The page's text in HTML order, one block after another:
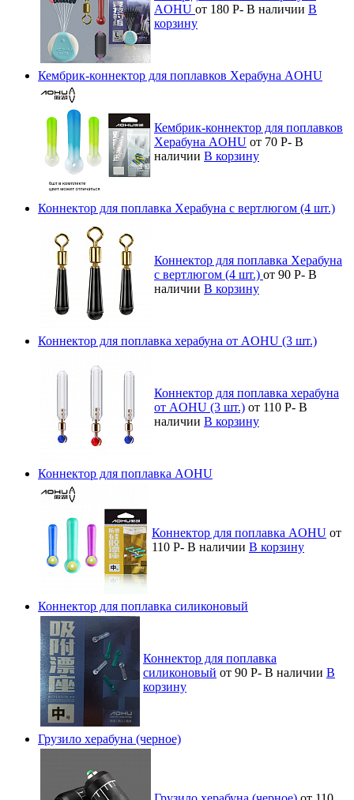
AOHU от 180 Р- В наличии В
корзину
Кембрик-коннектор для поплавков Херабуна AOHU
Кембрик-коннектор для поплавков
Херабуна AOHU от 70 Р- В
наличии В корзину
Коннектор для поплавка Херабуна с вертлюгом (4 шт.)
Коннектор для поплавка Херабуна
с вертлюгом (4 шт.) от 90 Р- В
наличии В корзину
Коннектор для поплавка херабуна от AOHU (3 шт.)
Коннектор для поплавка херабуна
от AOHU (3 шт.) от 110 Р- В
наличии В корзину
Коннектор для поплавка AOHU
Коннектор для поплавка AOHU от
110 Р- В наличии В корзину
Коннектор для поплавка силиконовый
Коннектор для поплавка
силиконовый от 90 Р- В наличии В
корзину
Грузило херабуна (черное)